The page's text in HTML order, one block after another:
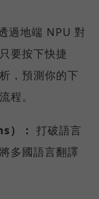
過地端 NPU 對
要按下快捷
，預測你的下
程。
）： 打破語言
多國語言翻譯